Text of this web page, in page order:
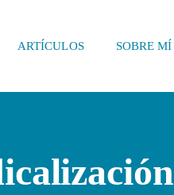
ARTÍCULOS SOBRE MÍ